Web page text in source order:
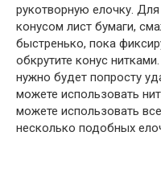
рукотворную елочку.
конусом лист бумаги,
быстренько, пока
обкрутите конус
нужно будет попросту
можете использовать
можете использовать
несколько подобных